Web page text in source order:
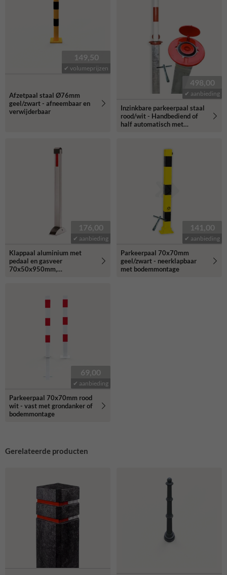
149,50
✔ volumeprijzen
Afzetpaal staal Ø76mm
geel/zwart - afneembaar en
verwijderbaar
498,00
✔ aanbieding
Inzinkbare parkeerpaal staal
rood/wit - Handbediend of
half automatisch met
176,00
✔ aanbieding
Klappaal aluminium met
pedaal en gasveer
70x50x950mm,
141,00
✔ aanbieding
Parkeerpaal 70x70mm
geel/zwart - neerklapbaar
met bodemmontage
69,00
✔ aanbieding
Parkeerpaal 70x70mm rood
wit - vast met grondanker of
bodemmontage
Gerelateerde producten